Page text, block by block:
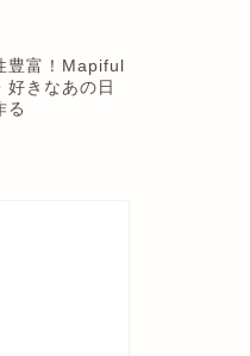
豊富！Mapiful
好きなあの日
る